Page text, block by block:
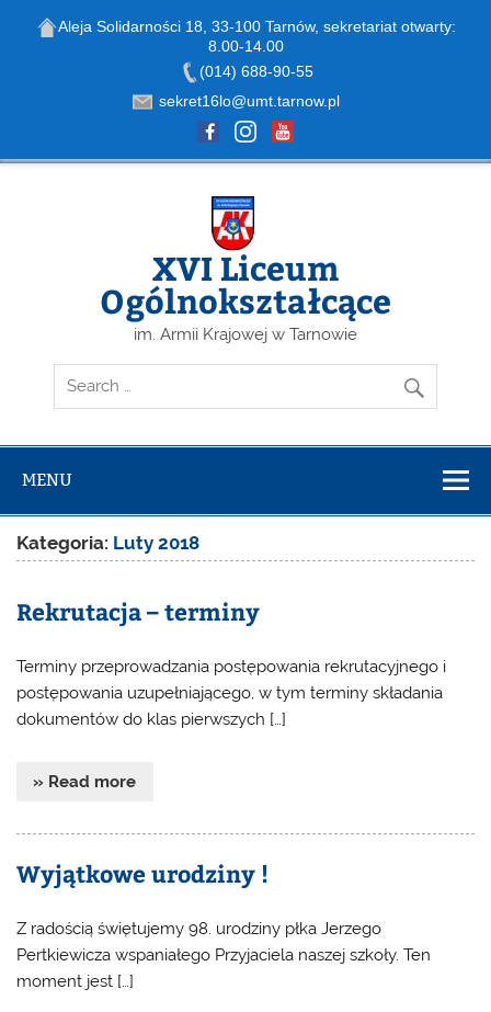
Aleja Solidarności 18, 33-100 Tarnów, sekretariat otwarty:
8.00-14.00
(014) 688-90-55
sekret16lo@umt.tarnow.pl
Skip
XVI Liceum
Ogólnokształcące
im. Armii Krajowej w Tarnowie
MENU
Kategoria: Luty 2018
Rekrutacja – terminy
Terminy przeprowadzania postępowania rekrutacyjnego i
postępowania uzupełniającego, w tym terminy składania
dokumentów do klas pierwszych […]
» Read more
Wyjątkowe urodziny !
Z radością świętujemy 98. urodziny płka Jerzego
Pertkiewicza wspaniałego Przyjaciela naszej szkoły. Ten
moment jest […]